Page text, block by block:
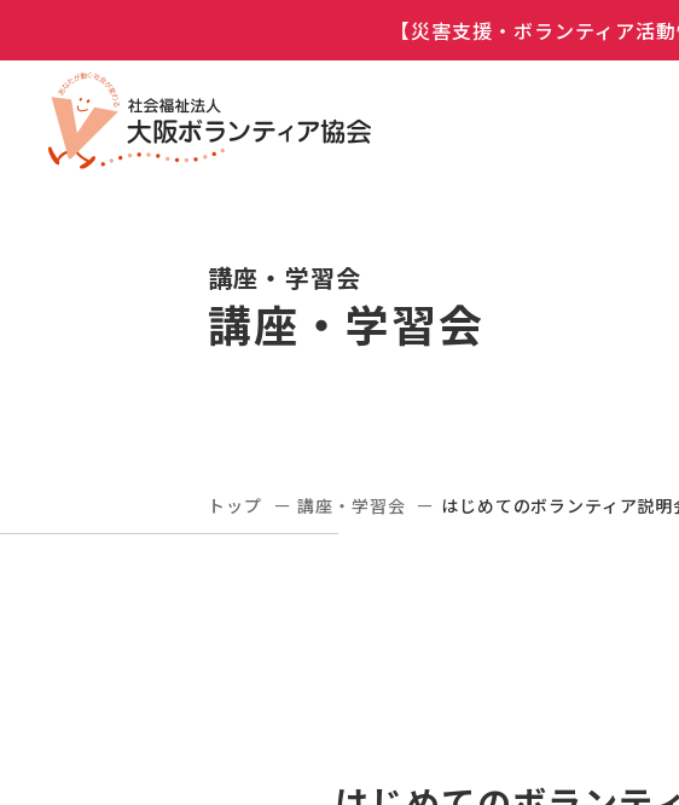
【災害支援・ボランティア活
講座・学習会
講座・学習会
トップ 講座・学習会 はじめてのボランティア説明